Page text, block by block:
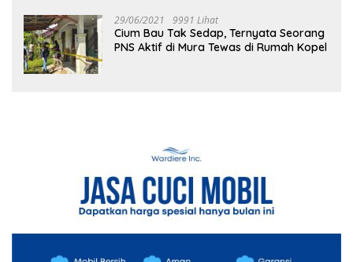
29/06/2021 9991 Lihat
Cium Bau Tak Sedap, Ternyata Seorang
PNS Aktif di Mura Tewas di Rumah Kopel